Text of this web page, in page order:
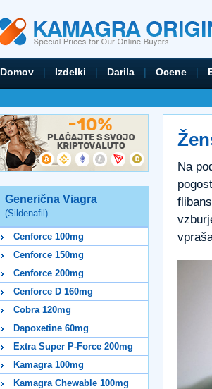
Domov | Izdelki | Darila | Ocene |
Generična Viagra
(Sildenafil)
Cenforce 100mg
Cenforce 150mg
Cenforce 200mg
Cenforce D 160mg
Cobra 120mg
Dapoxetine 60mg
Extra Super P-Force 200mg
Kamagra 100mg
Kamagra Chewable 100mg
Na